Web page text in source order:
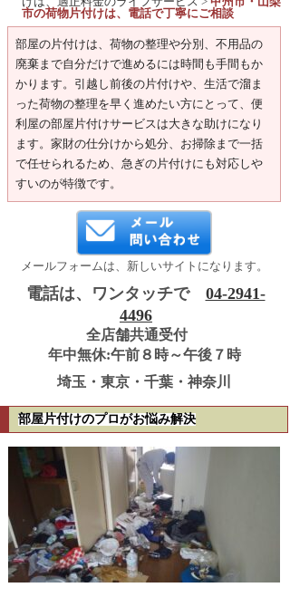
市の荷物片付けは、電話で丁寧にご相談
部屋の片付けは、荷物の整理や分別、不用品の
廃棄まで自分だけで進めるには時間も手間もか
かります。引越し前後の片付けや、生活で溜ま
った荷物の整理を早く進めたい方にとって、便
利屋の部屋片付けサービスは大きな助けになり
ます。家財の仕分けから処分、お掃除まで一括
で任せられるため、急ぎの片付けにも対応しや
すいのが特徴です。
メールフォームは、新しいサイトになります。
電話は、ワンタッチで 04-2941-
4496
全店舗共通受付
年中無休:午前８時～午後７時
埼玉・東京・千葉・神奈川
部屋片付けのプロがお悩み解決